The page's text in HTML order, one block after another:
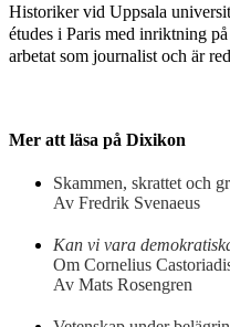
Historiker vid Uppsala
études i Paris med inriktning
arbetat som journalist och är
Mer att läsa på Dixikon
Skammen, skrattet och
Av Fredrik Svenaeus
Kan vi vara
Om Cornelius
Av Mats Rosengren